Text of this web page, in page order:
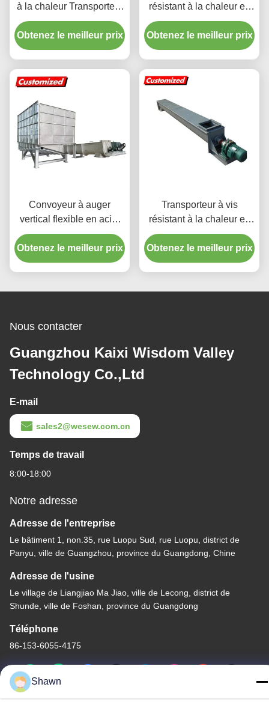
à la chaleur Transporteur
à vis spirale sans arbre
personnalisé
Obtenez le meilleur prix
résistant à la chaleur en
acier inoxydable avec
taille personnalisée pour
le transport de flocons de
Obtenez le meilleur prix
Convoyeur à auger
vertical flexible en acier
inoxydable résistant à la
chaleur avec trémie à
usage industriel
Obtenez le meilleur prix
Transporteur à vis
résistant à la chaleur en
acier inoxydable pour
applications industrielles
Obtenez le meilleur prix
Nous contacter
Guangzhou Kaixi Wisdom Valley
Technology Co.,Ltd
E-mail
sales2@wesew.com.cn
Temps de travail
8:00-18:00
Notre adresse
Adresse de l'entreprise
Le bâtiment 1, non.35, rue Luopu Sud, rue Luopu, district de
Panyu, ville de Guangzhou, province du Guangdong, Chine
Adresse de l'usine
Le village de Liangjiao Ma Jiao, ville de Lecong, district de
Shunde, ville de Foshan, province du Guangdong
Téléphone
86-153-6055-4175
Shawn